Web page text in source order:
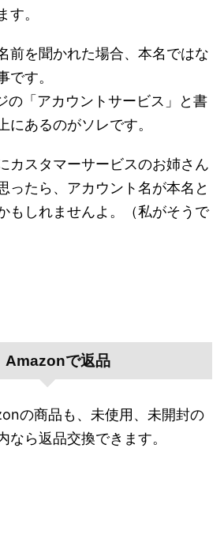
す。
前を聞かれた場合、本名ではな
です。
の「アカウントサービス」と書
にあるのがソレです。
カスタマーサービスのお姉さん
ったら、アカウント名が本名と
もしれませんよ。（私がそうで
Amazonで返品
の商品も、未使用、未開封の
なら返品交換できます。